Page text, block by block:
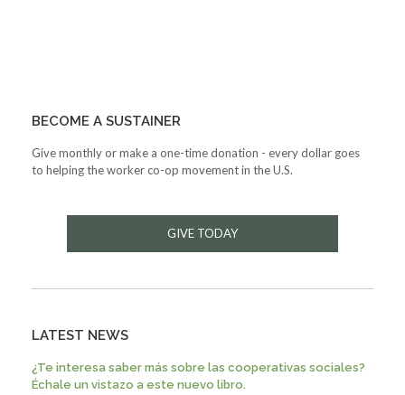
BECOME A SUSTAINER
Give monthly or make a one-time donation - every dollar goes
to helping the worker co-op movement in the U.S.
GIVE TODAY
LATEST NEWS
¿Te interesa saber más sobre las cooperativas sociales?
Échale un vistazo a este nuevo libro.